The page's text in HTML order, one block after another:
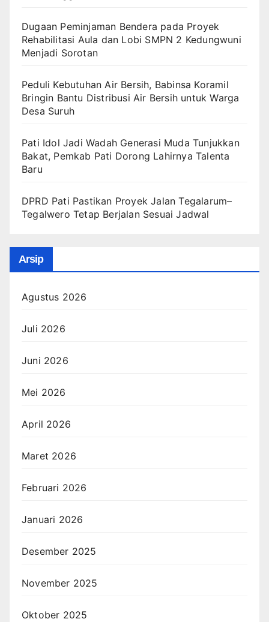
Dugaan Peminjaman Bendera pada Proyek
Rehabilitasi Aula dan Lobi SMPN 2 Kedungwuni
Menjadi Sorotan
Peduli Kebutuhan Air Bersih, Babinsa Koramil
Bringin Bantu Distribusi Air Bersih untuk Warga
Desa Suruh
Pati Idol Jadi Wadah Generasi Muda Tunjukkan
Bakat, Pemkab Pati Dorong Lahirnya Talenta
Baru
DPRD Pati Pastikan Proyek Jalan Tegalarum–
Tegalwero Tetap Berjalan Sesuai Jadwal
Arsip
Agustus 2026
Juli 2026
Juni 2026
Mei 2026
April 2026
Maret 2026
Februari 2026
Januari 2026
Desember 2025
November 2025
Oktober 2025